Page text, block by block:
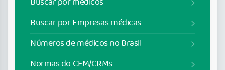
Buscar por médicos
Buscar por Empresas médicas
Números de médicos no Brasil
Normas do CFM/CRMs